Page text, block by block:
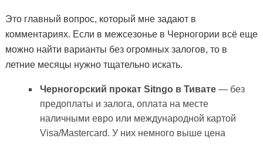
Это главный вопрос, который мне задают в
комментариях. Если в межсезонье в Черногории всё еще
можно найти варианты без огромных залогов, то в
летние месяцы нужно тщательно искать.
Черногорский прокат Sitngo в Тивате— без
предоплаты и залога, оплата на месте
наличными евро или международной картой
Visa/Mastercard. У них немного выше цена